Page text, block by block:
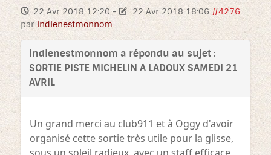
22 Avr 2018 12:20 - 22 Avr 2018 18:06 #4276
parindienestmonnom
indienestmonnom a répondu au sujet :
SORTIE PISTE MICHELIN A LADOUX SAMEDI 21
AVRIL
Un grand merci au club911 et à Oggy d'avoir
organisé cette sortie très utile pour la glisse,